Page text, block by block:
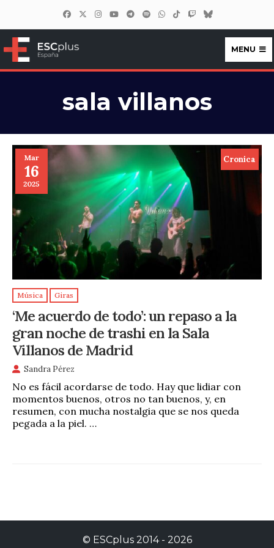
ESCplus España
MENU
sala villanos
Mar
16
2025
Cronica
Música Giras
‘Me acuerdo de todo’: un repaso a la
gran noche de trashi en la Sala
Villanos de Madrid
Sandra Pérez
No es fácil acordarse de todo. Hay que lidiar con
momentos buenos, otros no tan buenos, y, en
resumen, con mucha nostalgia que se nos queda
pegada a la piel. …
© ESCplus2014 - 2026